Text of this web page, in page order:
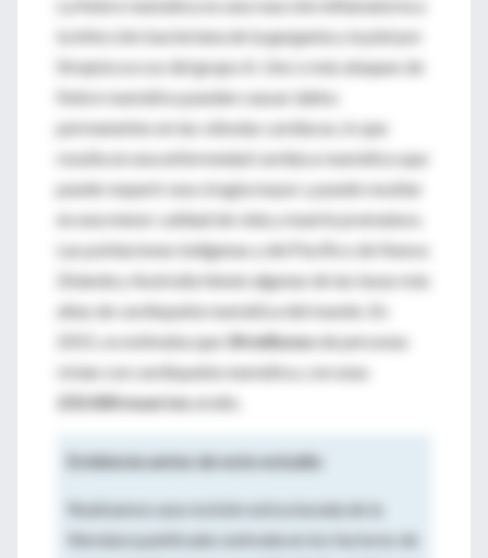
la infección bacteriana de la garganta y la piel por
Streptococcus del grupo A. Uno o más ataques de
fiebre reumática pueden causar daños
permanentes en las válvulas cardíacas, lo que
resulta en una enfermedad cardíaca reumática que
puede requerir una cirugía mayor y puede resultar
en una menor calidad de vida y muerte prematura.
Las poblaciones indígenas y del Pacífico de Nueva
Zelanda y Australia tienen algunas de las tasas más
altas de cardiopatía reumática del mundo. En
2015, se estimaba que 34 millonesde personas
vivían con cardiopatía reumática, con unas
233.000 muertesal año.
Evidencia antes de este estudio
Realizamos una revisión estructurada de la
literatura publicada centrada en los factores de